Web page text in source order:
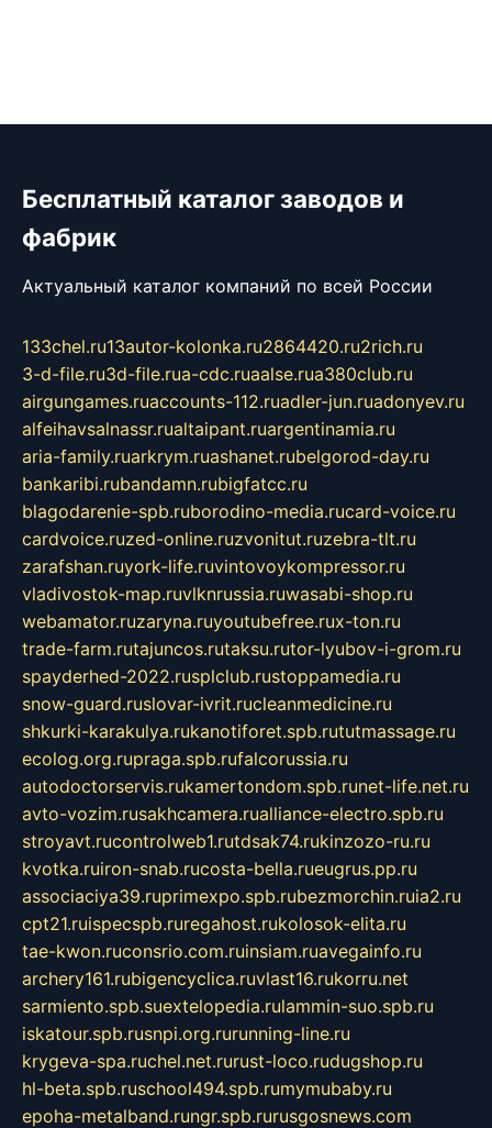
Бесплатный каталог заводов и
фабрик
Актуальный каталог компаний по всей России
133chel.ru13autor-kolonka.ru2864420.ru2rich.ru
3-d-file.ru3d-file.rua-cdc.ruaalse.rua380club.ru
airgungames.ruaccounts-112.ruadler-jun.ruadonyev.ru
alfeihavsalnassr.rualtaipant.ruargentinamia.ru
aria-family.ruarkrym.ruashanet.rubelgorod-day.ru
bankaribi.rubandamn.rubigfatcc.ru
blagodarenie-spb.ruborodino-media.rucard-voice.ru
cardvoice.ruzed-online.ruzvonitut.ruzebra-tlt.ru
zarafshan.ruyork-life.ruvintovoykompressor.ru
vladivostok-map.ruvlknrussia.ruwasabi-shop.ru
webamator.ruzaryna.ruyoutubefree.rux-ton.ru
trade-farm.rutajuncos.rutaksu.rutor-lyubov-i-grom.ru
spayderhed-2022.rusplclub.rustoppamedia.ru
snow-guard.ruslovar-ivrit.rucleanmedicine.ru
shkurki-karakulya.rukanotiforet.spb.rututmassage.ru
ecolog.org.rupraga.spb.rufalcorussia.ru
autodoctorservis.rukamertondom.spb.runet-life.net.ru
avto-vozim.rusakhcamera.rualliance-electro.spb.ru
stroyavt.rucontrolweb1.rutdsak74.rukinzozo-ru.ru
kvotka.ruiron-snab.rucosta-bella.rueugrus.pp.ru
associaciya39.ruprimexpo.spb.rubezmorchin.ruia2.ru
cpt21.ruispecspb.ruregahost.rukolosok-elita.ru
tae-kwon.ruconsrio.com.ruinsiam.ruavegainfo.ru
archery161.rubigencyclica.ruvlast16.rukorru.net
sarmiento.spb.suextelopedia.rulammin-suo.spb.ru
iskatour.spb.rusnpi.org.rurunning-line.ru
krygeva-spa.ruchel.net.rurust-loco.rudugshop.ru
hl-beta.spb.ruschool494.spb.rumymubaby.ru
epoha-metalband.rungr.spb.rurusgosnews.com